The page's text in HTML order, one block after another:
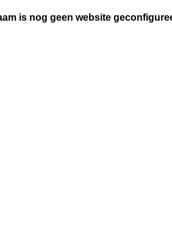
is nog geen website